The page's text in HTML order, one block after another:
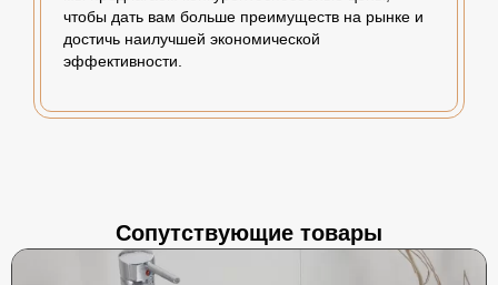
чтобы дать вам больше преимуществ на рынке и
достичь наилучшей экономической
эффективности.
Сопутствующие товары